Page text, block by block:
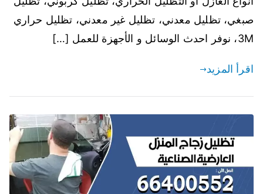
صبغي، تظليل معدني، تظليل غير معدني، تظليل حراري
3M، نوفر احدث الوسائل و الأجهزة للعمل […]
اقرأ المزيد